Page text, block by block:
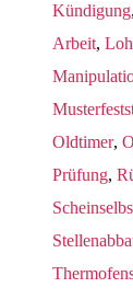
Kündigung,
Arbeit,
Oldtimer,
Prüfung,